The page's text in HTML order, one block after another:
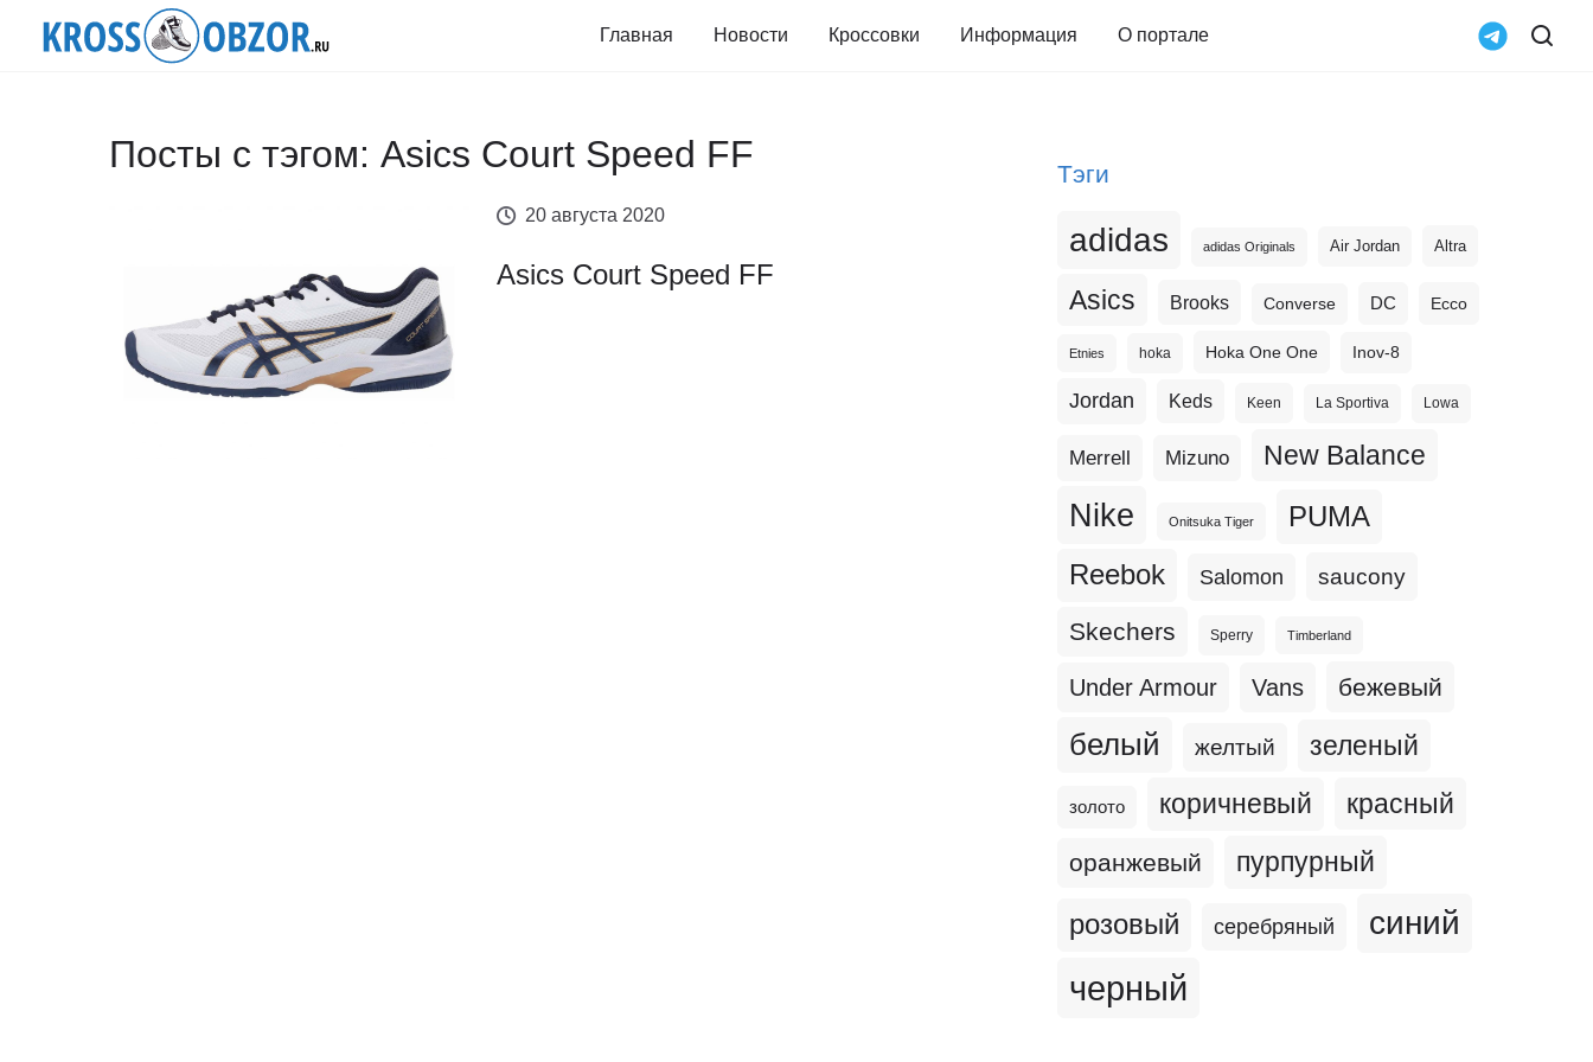
Главная Новости Кроссовки Информация О портале
Посты с тэгом: Asics Court Speed FF
20 августа 2020
Asics Court Speed FF
Тэги
adidas adidas Originals Air Jordan Altra
Asics Brooks Converse DC Ecco
Etnies hoka Hoka One One Inov-8
Jordan Keds Keen La Sportiva Lowa
Merrell Mizuno New Balance
Nike Onitsuka Tiger PUMA
Reebok Salomon saucony
Skechers Sperry Timberland
Under Armour Vans бежевый
белый желтый зеленый
золото коричневый красный
оранжевый пурпурный
розовый серебряный синий
черный